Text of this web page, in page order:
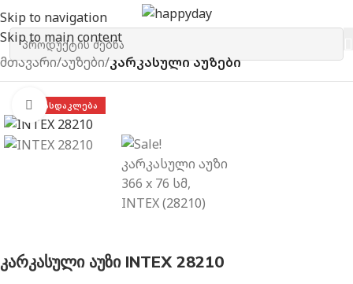
Skip to navigation
Skip to main content
მთავარი აუზები კარკასული აუზები
ᲤᲐᲡᲓᲐᲙᲚᲔᲑᲐ
გახსნა
კარკასული აუზი INTEX 28210